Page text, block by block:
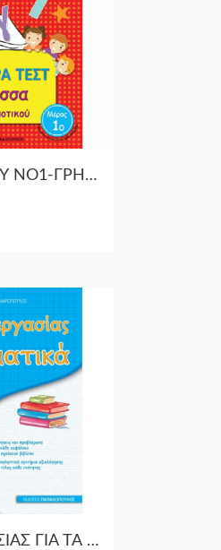
Γ ΔΗΜΟΤΙΚΟΥ ΝΟ1-ΓΡΗΓΟΡΑ ΤΕΣΤ ΓΛΩΣΣΑΣ
ΦΥΛΛΑ ΕΡΓΑΣΙΑΣ ΓΙΑ ΤΑ ΜΑΘΗΜΑΤΙΚΑ-Δ ΔΗΜΟΤΙΚΟΥ